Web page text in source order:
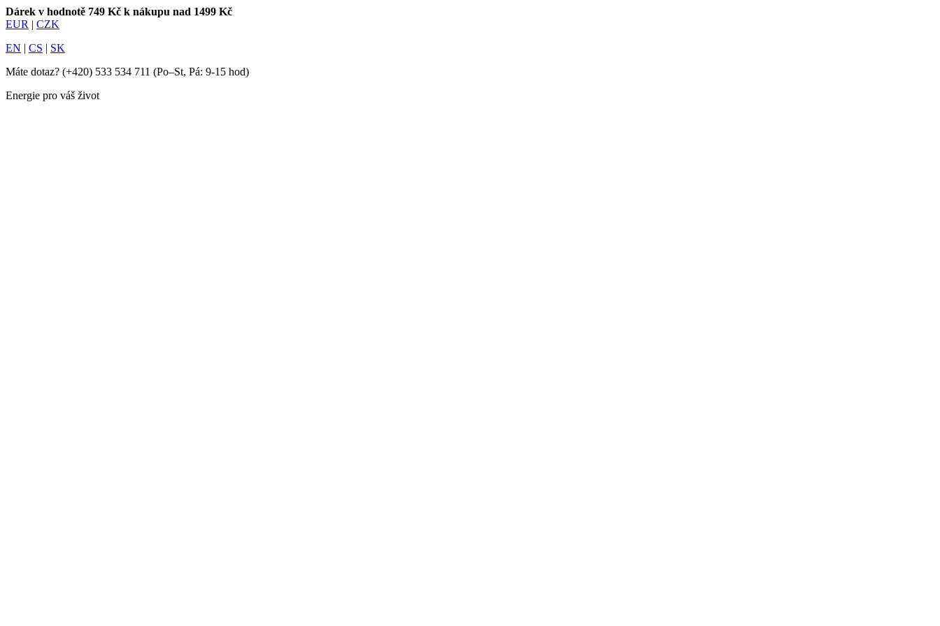
Dárek v hodnotě 749 Kč k nákupu nad 1499 Kč
EUR | CZK
EN | CS | SK
Máte dotaz? (+420) 533 534 711 (Po–St, Pá: 9-15 hod)
Energie pro váš život